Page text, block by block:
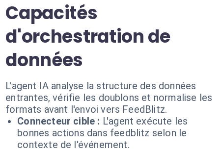
Capacités
d'orchestration de
données
L'agent IA analyse la structure des données
entrantes, vérifie les doublons et normalise les
formats avant l'envoi vers FeedBlitz.
Connecteur cible : L'agent exécute les
bonnes actions dans feedblitz selon le
contexte de l'événement.